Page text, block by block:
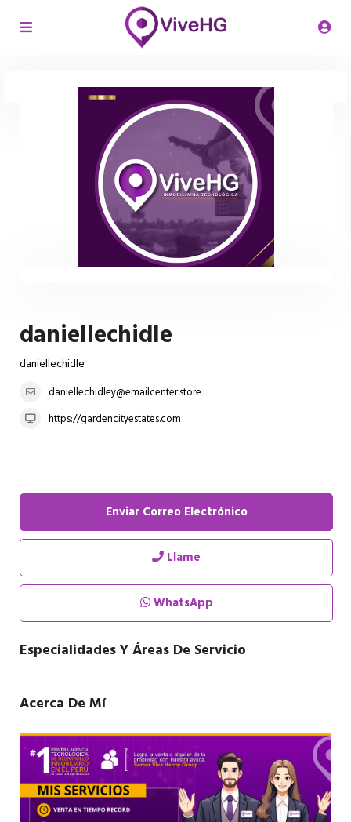
daniellechidle
daniellechidle
daniellechidley@emailcenter.store
https://gardencityestates.com
Enviar Correo Electrónico
Llame
WhatsApp
Especialidades Y Áreas De Servicio
Acerca De Mí